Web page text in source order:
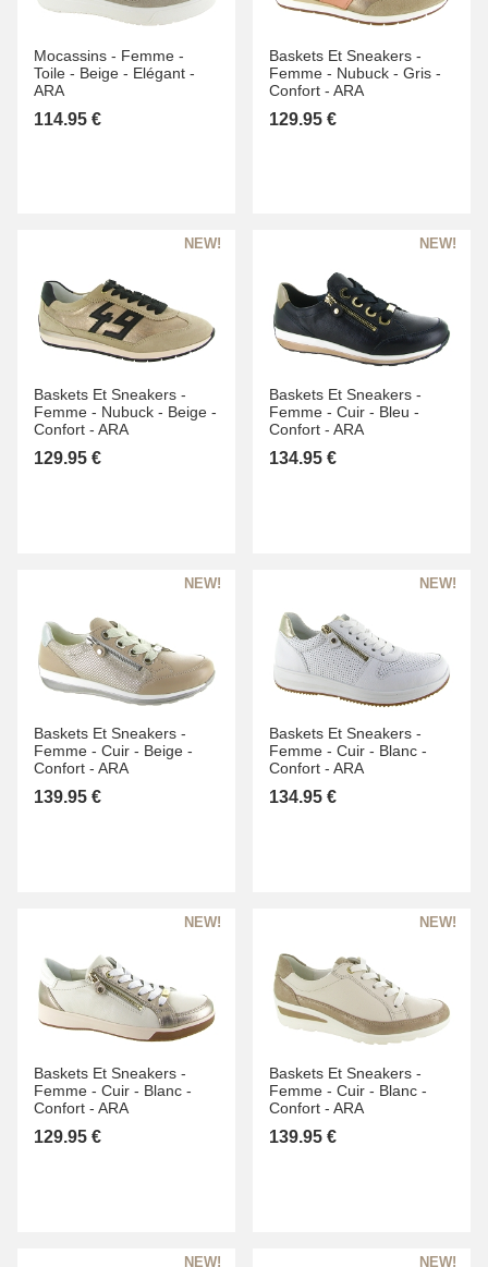
Mocassins - Femme -
Toile - Beige - Elégant -
ARA
114.95 €
Baskets Et Sneakers -
Femme - Nubuck - Gris -
Confort - ARA
129.95 €
Baskets Et Sneakers -
Femme - Nubuck - Beige -
Confort - ARA
129.95 €
Baskets Et Sneakers -
Femme - Cuir - Bleu -
Confort - ARA
134.95 €
Baskets Et Sneakers -
Femme - Cuir - Beige -
Confort - ARA
139.95 €
Baskets Et Sneakers -
Femme - Cuir - Blanc -
Confort - ARA
134.95 €
Baskets Et Sneakers -
Femme - Cuir - Blanc -
Confort - ARA
129.95 €
Baskets Et Sneakers -
Femme - Cuir - Blanc -
Confort - ARA
139.95 €